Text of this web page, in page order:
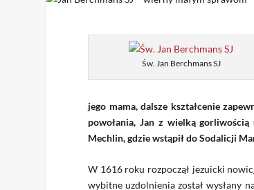
Św. Jan Berchmans SJ
jego mama, dalsze kształcenie
powołania, Jan z wielką
Mechlin, gdzie wstąpił do Sodalicji
W 1616 roku rozpoczął jezuicki
wybitne uzdolnienia został wysłany